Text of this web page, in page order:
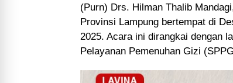
(Purn) Drs. Hilman Thalib
Provinsi Lampung bertempat di
2025. Acara ini dirangkai dengan
Pelayanan Pemenuhan Gizi